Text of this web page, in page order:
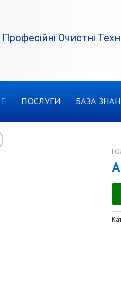
Професійні Очистні
ПОСЛУГИ БАЗА